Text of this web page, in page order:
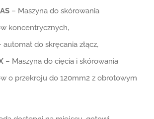
– Maszyna do skórowania
koncentrycznych,
automat do skręcania złącz,
– Maszyna do cięcia i skórowania
o przekroju do 120mm2 z obrotowym